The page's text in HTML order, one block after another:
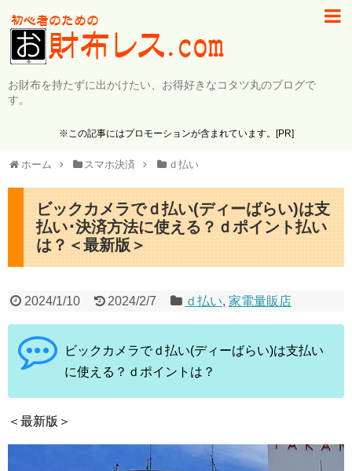
お財布を持たずに出かけたい、お得好きなコタツ丸のブログで
す。
※この記事にはプロモーションが含まれています。[PR]
ホーム スマホ決済 ｄ払い
ビックカメラでｄ払い(ディーばらい)は支
払い･決済方法に使える？ｄポイント払い
は？＜最新版＞
2024/1/10 2024/2/7 ｄ払い,家電量販店
ビックカメラでｄ払い(ディーばらい)は支払い
に使える？ｄポイントは？
＜最新版＞